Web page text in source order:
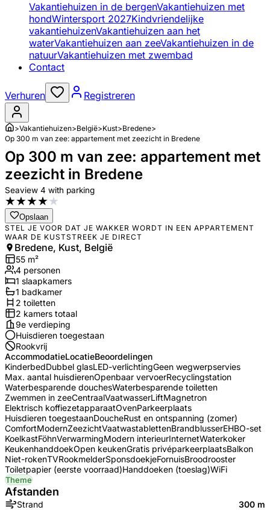
Vakantiehuizen in de bergenVakantiehuizen met
hondWintersport 2027Kindvriendelijke
vakantiehuizenVakantiehuizen aan het
waterVakantiehuizen aan zeeVakantiehuizen in de
natuurVakantiehuizen met zwembad
Contact
Verhuren Registreren
>Vakantiehuizen>België>Kust>Bredene>
Op 300 m van zee: appartement met zeezicht in Bredene
Op 300 m van zee: appartement met
zeezicht in Bredene
Seaview 4 with parking
★★★★★
Opslaan
STEL JE VOOR DAT JE WAKKER WORDT IN EEN APPARTEMENT
WAAR DE KUSTSTREEK JE DIRECT
Bredene, Kust, België
55 m²
4 personen
1 slaapkamers
1 badkamer
2 toiletten
2 kamers totaal
9e verdieping
Huisdieren toegestaan
Rookvrij
AccommodatieLocatieBeoordelingen
KinderbedDubbel glasLED-verlichtingGeen wegwerpservies
Max. aantal huisdierenOpenbaar vervoerRecyclingstation
Waterbesparende douchesWaterbesparende toiletten
Zwemmen in zeeCentraalVaatwasserLiftMagnetron
Elektrisch koffiezetapparaatOvenParkeerplaats
Huisdieren toegestaanDoucheRust en ontspanning (zomer)
ComfortModernZeezichtVaatwastablettenBrandblusserEHBO-set
KoelkastFöhnVerwarmingModern interieurInternetWaterkoker
KeukenhanddoekOpen keukenGratis privéparkeerplaatsBalkon
Niet-rokenTVRookmelderSponsdoekjeFornuisBroodrooster
Toiletpapier (eerste voorraad)Handdoeken (toeslag)WiFi
Theme
Afstanden
Strand
300 m